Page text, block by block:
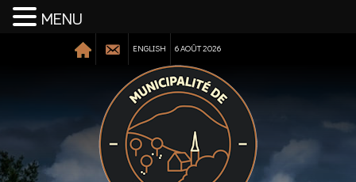
ENGLISH 6 AOÛT 2026
MENU